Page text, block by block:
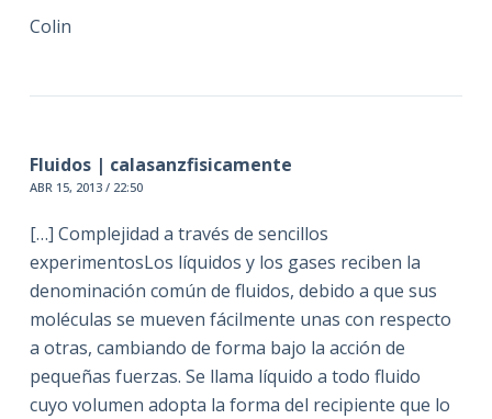
Colin
Fluidos | calasanzfisicamente
ABR 15, 2013 / 22:50
[…] Complejidad a través de sencillos
experimentosLos líquidos y los gases reciben la
denominación común de fluidos, debido a que sus
moléculas se mueven fácilmente unas con respecto
a otras, cambiando de forma bajo la acción de
pequeñas fuerzas. Se llama líquido a todo fluido
cuyo volumen adopta la forma del recipiente que lo